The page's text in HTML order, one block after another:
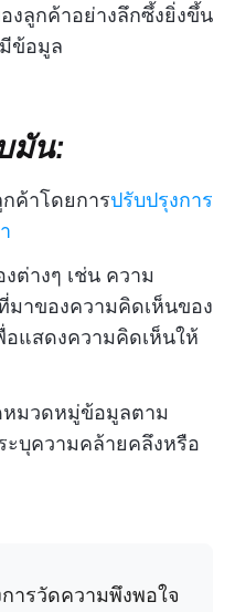
งลูกค้าอย่างลึกซึ้งยิ่งขึ้น
ข้อมูล
มัน:
ค้าโดยการปรับปรุงการ
างๆ เช่น ความ
มาของความคิดเห็นของ
แสดงความคิดเห็นให้
หมวดหมู่ข้อมูลตาม
ะบุความคล้ายคลึงหรือ
ารวัดความพึงพอใจ